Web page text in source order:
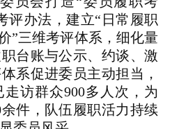
评办法，建立“日常履职
”三维考评体系，细化量
台账与公示、约谈、激
系促进委员主动担当，
访群众900多人次，为
件，队伍履职活力持续